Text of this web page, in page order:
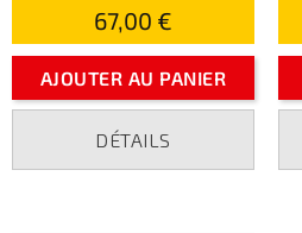
67,00 €
AJOUTER AU PANIER
DÉTAILS